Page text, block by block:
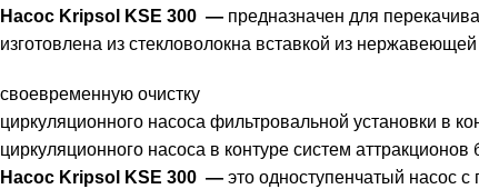
Насос Kripsol KSE 300 — предназначен для
изготовлена из стекловолокна вставкой из
своевременную очистку
циркуляционного насоса фильтровальной установки в
циркуляционного насоса в контуре систем
Насос Kripsol KSE 300 — это одноступенчатый насос